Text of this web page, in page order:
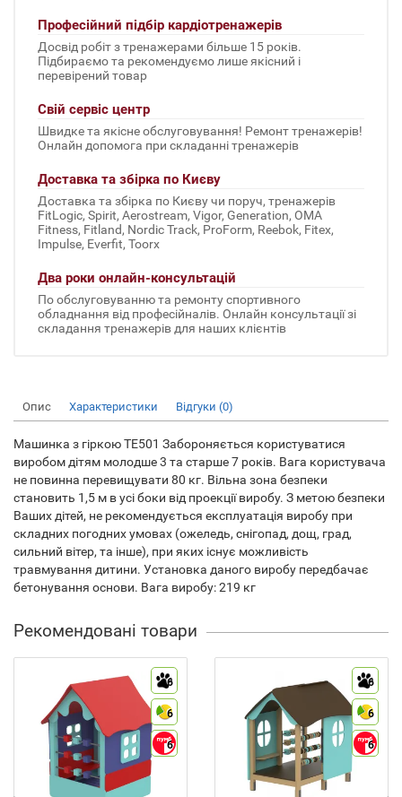
Професійний підбір кардіотренажерів
Досвід робіт з тренажерами більше 15 років.
Підбираємо та рекомендуємо лише якісний і
перевірений товар
Свій сервіс центр
Швидке та якісне обслуговування! Ремонт тренажерів!
Онлайн допомога при складанні тренажерів
Доставка та збірка по Києву
Доставка та збірка по Києву чи поруч, тренажерів
FitLogic, Spirit, Aerostream, Vigor, Generation, OMA
Fitness, Fitland, Nordic Track, ProForm, Reebok, Fitex,
Impulse, Everfit, Toorx
Два роки онлайн-консультацій
По обслуговуванню та ремонту спортивного
обладнання від професійналів. Онлайн консультації зі
складання тренажерів для наших клієнтів
Опис Характеристики Відгуки (0)
Машинка з гіркою TE501 Забороняється користуватися
виробом дітям молодше 3 та старше 7 років. Вага користувача
не повинна перевищувати 80 кг. Вільна зона безпеки
становить 1,5 м в усі боки від проекції виробу. З метою безпеки
Ваших дітей, не рекомендується експлуатація виробу при
складних погодних умовах (ожеледь, снігопад, дощ, град,
сильний вітер, та інше), при яких існує можливість
травмування дитини. Установка даного виробу передбачає
бетонування основи. Вага виробу: 219 кг
Рекомендовані товари
6
6
6
6
6
6